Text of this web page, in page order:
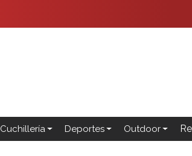
Cuchillería Deportes Outdoor